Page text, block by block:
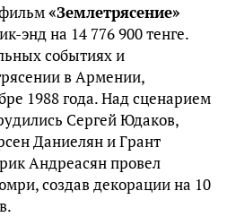
«Землетрясение»
энд на 14 776 900 тенге.
событиях и
в Армении,
1988 года. Над сценарием
Сергей Юдаков,
Даниелян и Грант
Андреасян провел
создав декорации на 10